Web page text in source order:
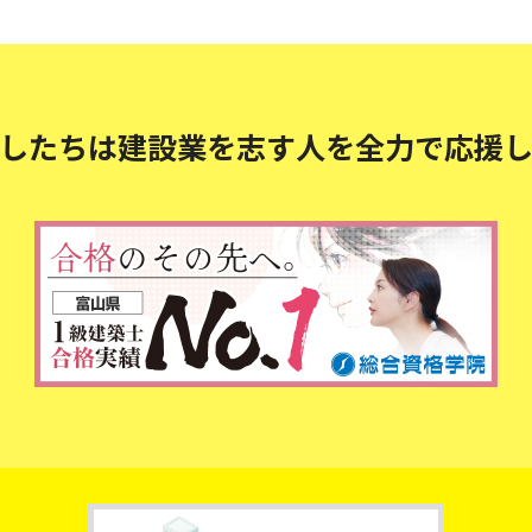
たちは建設業を志す人を全力で応援